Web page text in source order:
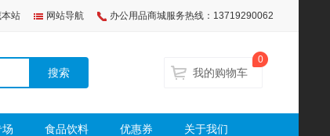
站 网站导航 办公用品商城服务热线：13719290062
搜索 我的购物车
0
食品饮料 优惠券 关于我们